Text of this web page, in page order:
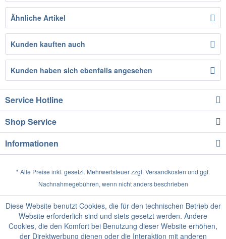
Ähnliche Artikel
Kunden kauften auch
Kunden haben sich ebenfalls angesehen
Service Hotline
Shop Service
Informationen
* Alle Preise inkl. gesetzl. Mehrwertsteuer zzgl. Versandkosten und ggf.
Nachnahmegebühren, wenn nicht anders beschrieben
Diese Website benutzt Cookies, die für den technischen Betrieb der
Website erforderlich sind und stets gesetzt werden. Andere
Cookies, die den Komfort bei Benutzung dieser Website erhöhen,
der Direktwerbung dienen oder die Interaktion mit anderen